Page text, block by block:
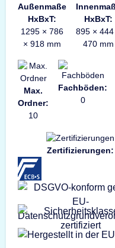
Außenmaße
HxBxT:
1295 × 786
× 918 mm
HxBxT:
895 × 444
470 mm
Max.
Ordner:
10
Fachböden:
0
Zertifizierungen: